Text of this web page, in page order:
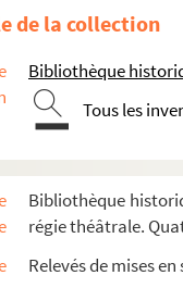
de la collection
Bibliothèque
Tous les
Bibliothèque
régie théâtrale.
Relevés de mises
Croisset. Romance :
: comédie en 3
de mise en scène. 1
de mise en scène. 3
de mise en scène. 4